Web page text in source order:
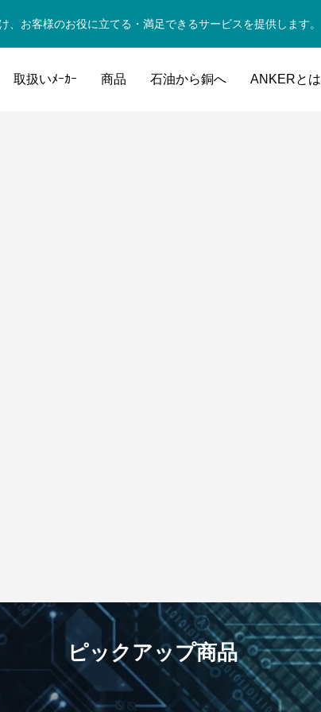
お客様のお役に立てる・満足できるサービスを提供します。
取扱いﾒｰｶｰ 商品 石油から銅へ ANKERとは
ピックアップ商品